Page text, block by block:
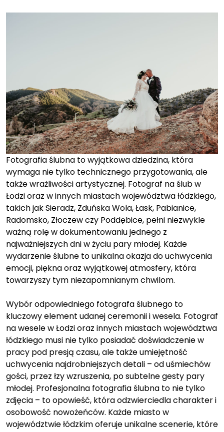
Fotografia ślubna to wyjątkowa dziedzina, która
wymaga nie tylko technicznego przygotowania, ale
także wrażliwości artystycznej. Fotograf na ślub w
Łodzi oraz w innych miastach województwa łódzkiego,
takich jak Sieradz, Zduńska Wola, Łask, Pabianice,
Radomsko, Złoczew czy Poddębice, pełni niezwykle
ważną rolę w dokumentowaniu jednego z
najważniejszych dni w życiu pary młodej. Każde
wydarzenie ślubne to unikalna okazja do uchwycenia
emocji, piękna oraz wyjątkowej atmosfery, która
towarzyszy tym niezapomnianym chwilom.
Wybór odpowiedniego fotografa ślubnego to
kluczowy element udanej ceremonii i wesela. Fotograf
na wesele w Łodzi oraz innych miastach województwa
łódzkiego musi nie tylko posiadać doświadczenie w
pracy pod presją czasu, ale także umiejętność
uchwycenia najdrobniejszych detali – od uśmiechów
gości, przez łzy wzruszenia, po subtelne gesty pary
młodej. Profesjonalna fotografia ślubna to nie tylko
zdjęcia – to opowieść, która odzwierciedla charakter i
osobowość nowożeńców. Każde miasto w
województwie łódzkim oferuje unikalne scenerie, które